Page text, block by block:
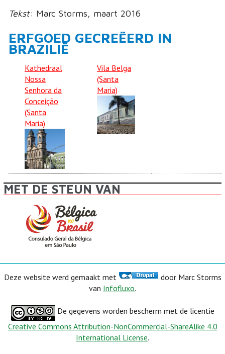
Tekst: Marc Storms, maart 2016
ERFGOED GECREËERD IN
BRAZILIË
Kathedraal
Nossa
Senhora da
Conceição
(Santa
Maria)
Vila Belga
(Santa
Maria)
MET DE STEUN VAN
Deze website werd gemaakt met
door Marc Storms
van Infofluxo.
De gegevens worden bescherm met de licentie
Creative Commons Attribution-NonCommercial-ShareAlike 4.0
International License.